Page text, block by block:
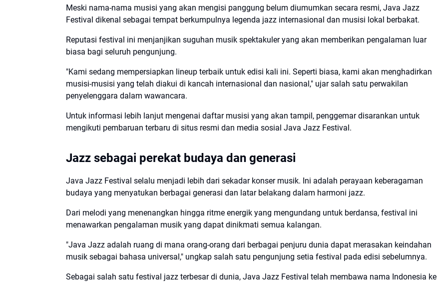
Meski nama-nama musisi yang akan mengisi panggung belum diumumkan secara resmi, Java Jazz
Festival dikenal sebagai tempat berkumpulnya legenda jazz internasional dan musisi lokal berbakat.
Reputasi festival ini menjanjikan suguhan musik spektakuler yang akan memberikan pengalaman luar
biasa bagi seluruh pengunjung.
"Kami sedang mempersiapkan lineup terbaik untuk edisi kali ini. Seperti biasa, kami akan menghadirkan
musisi-musisi yang telah diakui di kancah internasional dan nasional," ujar salah satu perwakilan
penyelenggara dalam wawancara.
Untuk informasi lebih lanjut mengenai daftar musisi yang akan tampil, penggemar disarankan untuk
mengikuti pembaruan terbaru di situs resmi dan media sosial Java Jazz Festival.
Jazz sebagai perekat budaya dan generasi
Java Jazz Festival selalu menjadi lebih dari sekadar konser musik. Ini adalah perayaan keberagaman
budaya yang menyatukan berbagai generasi dan latar belakang dalam harmoni jazz.
Dari melodi yang menenangkan hingga ritme energik yang mengundang untuk berdansa, festival ini
menawarkan pengalaman musik yang dapat dinikmati semua kalangan.
"Java Jazz adalah ruang di mana orang-orang dari berbagai penjuru dunia dapat merasakan keindahan
musik sebagai bahasa universal," ungkap salah satu pengunjung setia festival pada edisi sebelumnya.
Sebagai salah satu festival jazz terbesar di dunia, Java Jazz Festival telah membawa nama Indonesia ke